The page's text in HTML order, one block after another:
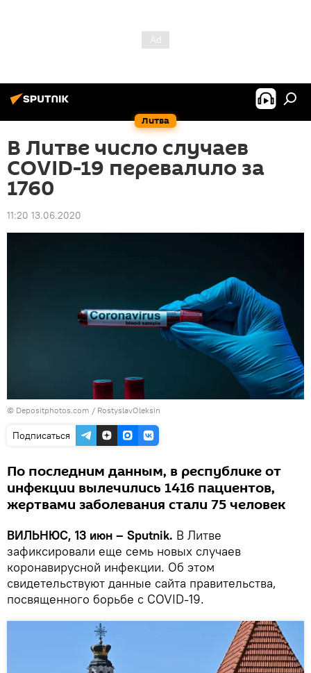
Литва
В Литве число случаев
COVID-19 перевалило за
1760
11:20 13.06.2020
© Depositphotos.com / RostyslavOleksin
Подписаться
По последним данным, в республике от
инфекции вылечились 1416 пациентов,
жертвами заболевания стали 75 человек
ВИЛЬНЮС, 13 июн – Sputnik. В Литве
зафиксировали еще семь новых случаев
коронавирусной инфекции. Об этом
свидетельствуют данные сайта правительства,
посвященного борьбе с COVID-19.